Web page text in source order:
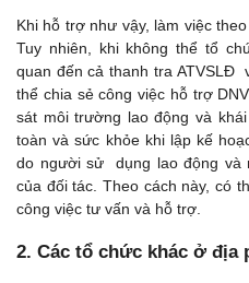
Khi hỗ trợ như vậy, làm việc
Tuy nhiên, khi không thể tổ
quan đến cả thanh tra ATVSLĐ
thể chia sẻ công việc hỗ trợ
sát môi trường lao động và
toàn và sức khỏe khi lập kế
do người sử dụng lao động và
của đối tác. Theo cách này, có
công việc tư vấn và hỗ trợ.
2. Các tổ chức khác ở địa